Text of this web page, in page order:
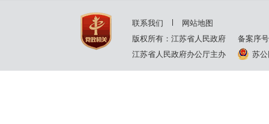
联系我们
网站地图
版权所有：江苏省人民政府
备案序
江苏省人民政府办公厅主办
苏